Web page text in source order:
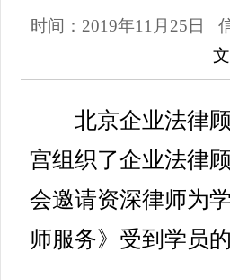
时间：2019年11月25日
文
北京企业法律顾
宫组织了企业法律
会邀请资深律师为
师服务》受到学员